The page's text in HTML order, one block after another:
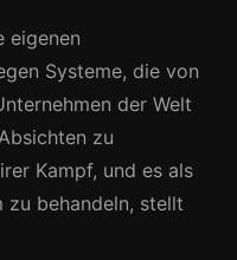
eigenen
Systeme, die von
der Welt
zu
Kampf, und es als
zu behandeln, stellt